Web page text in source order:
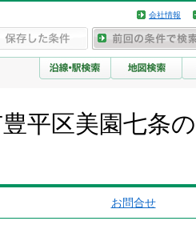
会社情報
平区美園七条の
お問合せ